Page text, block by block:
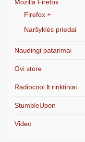
Mozilla Firefox
Firefox +
Naršyklės priedai
Naudingi patarimai
Ovi store
Radiocool.lt rinktiniai
StumbleUpon
Video